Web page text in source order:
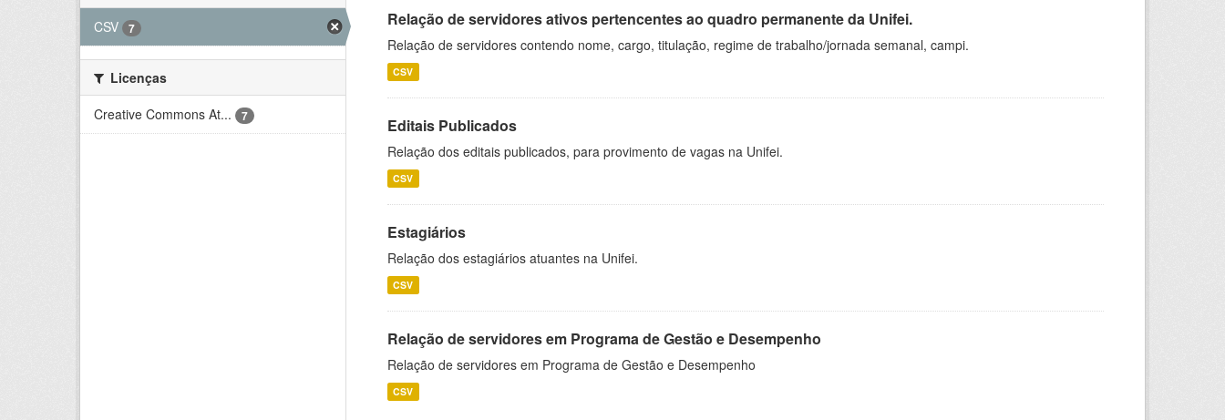
CSV
7
Licenças
Creative Commons At...
7
Relação de servidores ativos pertencentes ao quadro permanente da Unifei.
Relação de servidores contendo nome, cargo, titulação, regime de trabalho/jornada semanal, campi.
CSV
Editais Publicados
Relação dos editais publicados, para provimento de vagas na Unifei.
CSV
Estagiários
Relação dos estagiários atuantes na Unifei.
CSV
Relação de servidores em Programa de Gestão e Desempenho
Relação de servidores em Programa de Gestão e Desempenho
CSV